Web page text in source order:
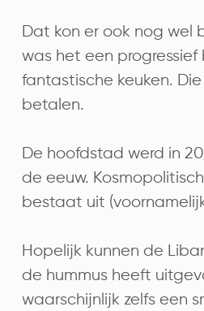
Dat kon er ook nog wel
was het een
fantastische keuken.
betalen.
De hoofdstad werd in
de eeuw.
bestaat uit
Hopelijk kunnen de
de hummus heeft
waarschijnlijk zelfs een